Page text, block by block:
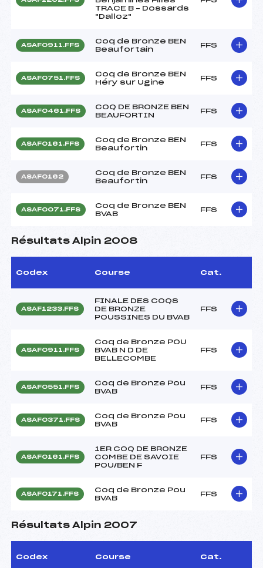
TRACE B – Dossards
"Dalloz"
ASAF0911.FFS
Coq de Bronze BEN
Beaufortain
FFS
ASAF0751.FFS
Coq de Bronze BEN
Héry sur Ugine
FFS
ASAF0461.FFS
COQ DE BRONZE BEN
BEAUFORTIN
FFS
ASAF0161.FFS
Coq de Bronze BEN
Beaufortin
FFS
ASAF0162
Coq de Bronze BEN
Beaufortin
FFS
ASAF0071.FFS
Coq de Bronze BEN
BVAB
FFS
Résultats Alpin 2008
Codex Course Cat.
ASAF1233.FFS
FINALE DES COQS
DE BRONZE
POUSSINES DU BVAB
FFS
ASAF0911.FFS
Coq de Bronze POU
BVAB N D DE
BELLECOMBE
FFS
ASAF0551.FFS
Coq de Bronze Pou
BVAB
FFS
ASAF0371.FFS
Coq de Bronze Pou
BVAB
FFS
ASAF0161.FFS
1ER COQ DE BRONZE
COMBE DE SAVOIE
POU/BEN F
FFS
ASAF0171.FFS
Coq de Bronze Pou
BVAB
FFS
Résultats Alpin 2007
Codex Course Cat.